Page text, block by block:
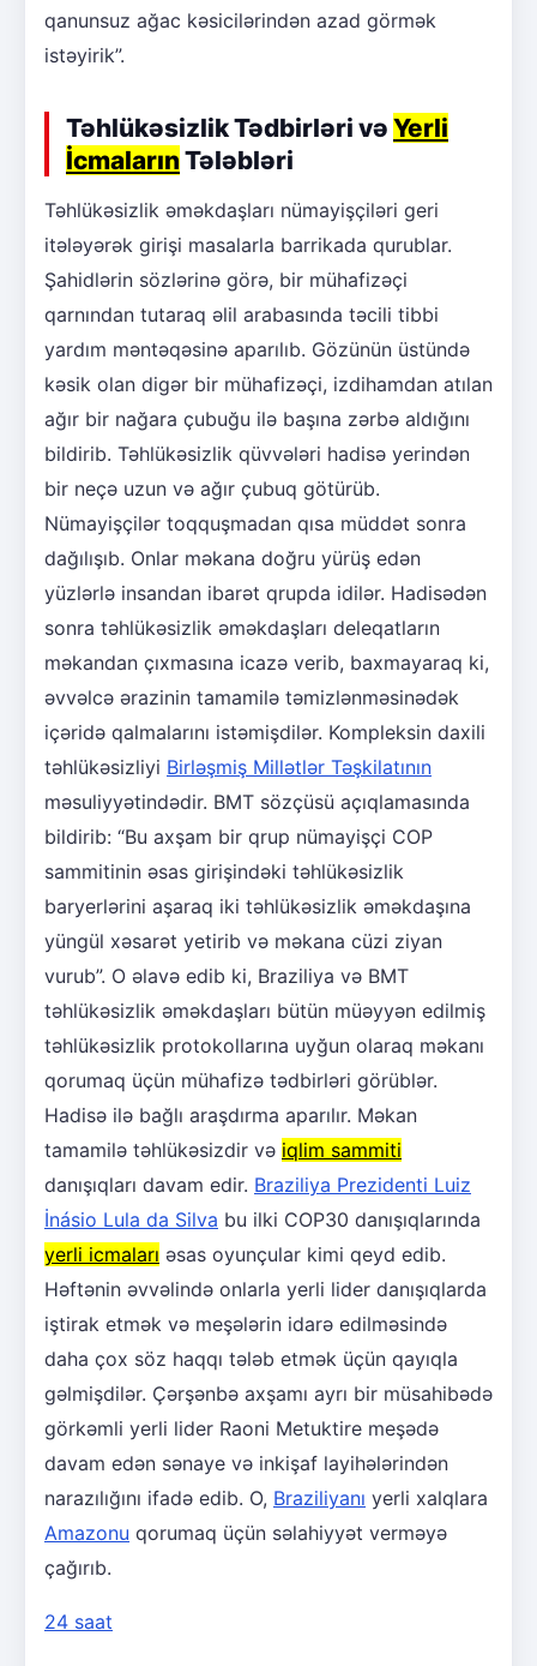
qanunsuz ağac kəsicilərindən azad görmək
istəyirik”.
Təhlükəsizlik Tədbirləri və Yerli
İcmaların Tələbləri
Təhlükəsizlik əməkdaşları nümayişçiləri geri
itələyərək girişi masalarla barrikada qurublar.
Şahidlərin sözlərinə görə, bir mühafizəçi
qarnından tutaraq əlil arabasında təcili tibbi
yardım məntəqəsinə aparılıb. Gözünün üstündə
kəsik olan digər bir mühafizəçi, izdihamdan atılan
ağır bir nağara çubuğu ilə başına zərbə aldığını
bildirib. Təhlükəsizlik qüvvələri hadisə yerindən
bir neçə uzun və ağır çubuq götürüb.
Nümayişçilər toqquşmadan qısa müddət sonra
dağılışıb. Onlar məkana doğru yürüş edən
yüzlərlə insandan ibarət qrupda idilər. Hadisədən
sonra təhlükəsizlik əməkdaşları deleqatların
məkandan çıxmasına icazə verib, baxmayaraq ki,
əvvəlcə ərazinin tamamilə təmizlənməsinədək
içəridə qalmalarını istəmişdilər. Kompleksin daxili
təhlükəsizliyi Birləşmiş Millətlər Təşkilatının
məsuliyyətindədir. BMT sözçüsü açıqlamasında
bildirib: “Bu axşam bir qrup nümayişçi COP
sammitinin əsas girişindəki təhlükəsizlik
baryerlərini aşaraq iki təhlükəsizlik əməkdaşına
yüngül xəsarət yetirib və məkana cüzi ziyan
vurub”. O əlavə edib ki, Braziliya və BMT
təhlükəsizlik əməkdaşları bütün müəyyən edilmiş
təhlükəsizlik protokollarına uyğun olaraq məkanı
qorumaq üçün mühafizə tədbirləri görüblər.
Hadisə ilə bağlı araşdırma aparılır. Məkan
tamamilə təhlükəsizdir və iqlim sammiti
danışıqları davam edir. Braziliya Prezidenti Luiz
İnásio Lula da Silva bu ilki COP30 danışıqlarında
yerli icmaları əsas oyunçular kimi qeyd edib.
Həftənin əvvəlində onlarla yerli lider danışıqlarda
iştirak etmək və meşələrin idarə edilməsində
daha çox söz haqqı tələb etmək üçün qayıqla
gəlmişdilər. Çərşənbə axşamı ayrı bir müsahibədə
görkəmli yerli lider Raoni Metuktire meşədə
davam edən sənaye və inkişaf layihələrindən
narazılığını ifadə edib. O, Braziliyanı yerli xalqlara
Amazonu qorumaq üçün səlahiyyət verməyə
çağırıb.
24 saat